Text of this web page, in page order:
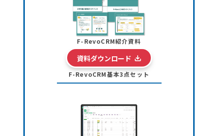
F-RevoCRM紹介資料
資料ダウンロード
F-RevoCRM基本3点セット